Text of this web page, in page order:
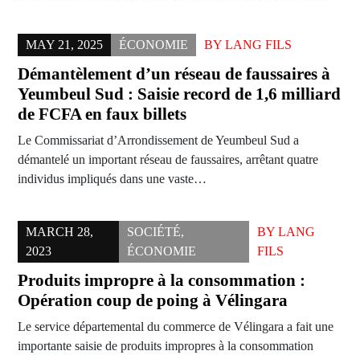
MAY 21, 2025 ÉCONOMIE BY LANG FILS
Démantèlement d’un réseau de faussaires à
Yeumbeul Sud : Saisie record de 1,6 milliard
de FCFA en faux billets
Le Commissariat d’Arrondissement de Yeumbeul Sud a
démantelé un important réseau de faussaires, arrêtant quatre
individus impliqués dans une vaste…
MARCH 28,
2023
SOCIÉTÉ,
ÉCONOMIE
BY LANG
FILS
Produits impropre à la consommation :
Opération coup de poing à Vélingara
Le service départemental du commerce de Vélingara a fait une
importante saisie de produits impropres à la consommation